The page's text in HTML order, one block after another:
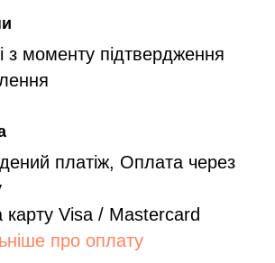
з моменту підтвердження
платіж, Оплата через
карту Visa / Mastercard
про оплату